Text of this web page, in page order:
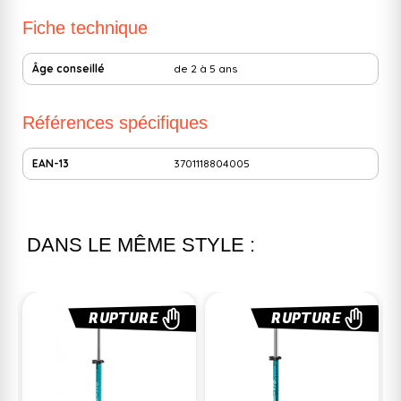
Fiche technique
Âge conseillé de 2 à 5 ans
Références spécifiques
EAN-13 3701118804005
DANS LE MÊME STYLE :
RUPTURE RUPTURE